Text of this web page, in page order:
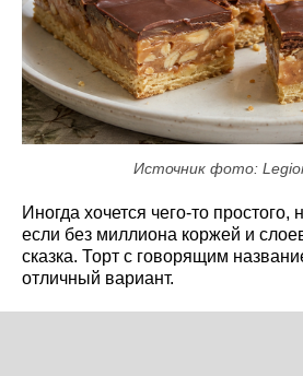
Источник фото:
Иногда хочется чего-то простого,
если без миллиона коржей и
сказка. Торт с говорящим
отличный вариант.